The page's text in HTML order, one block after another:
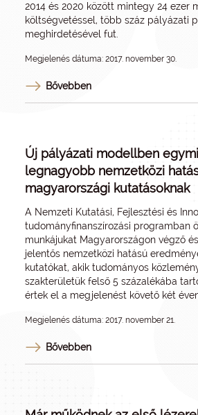
2014 és 2020 között mintegy 24 ezer
költségvetéssel, több száz pályázati
meghirdetésével fut.
Megjelenés dátuma: 2017. november 30.
Bővebben
Új pályázati modellben
legnagyobb nemzetközi
magyarországi kutatásoknak
A Nemzeti Kutatási, Fejlesztési és
tudományfinanszírozási programban
munkájukat Magyarországon végző
jelentős nemzetközi hatású
kutatókat, akik tudományos
szakterületük felső 5 százalékába
értek el a megjelenést követő két
Megjelenés dátuma: 2017. november 21.
Bővebben